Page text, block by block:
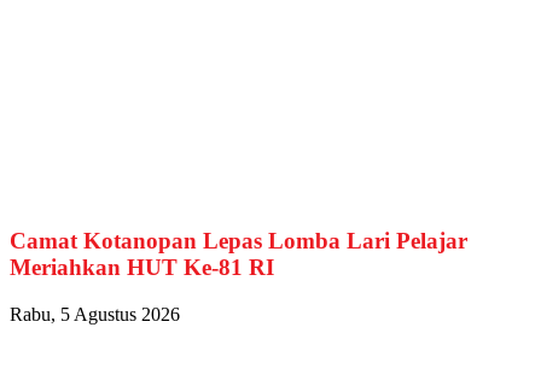
Camat Kotanopan Lepas Lomba Lari Pelajar
Meriahkan HUT Ke-81 RI
Rabu, 5 Agustus 2026